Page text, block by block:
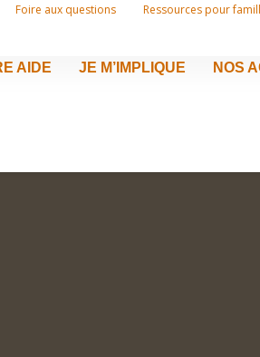
Foire aux questions Ressources pour
AIDE JE M’IMPLIQUE NOS